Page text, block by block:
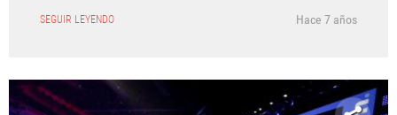
SEGUIR LEYENDO Hace 7 años